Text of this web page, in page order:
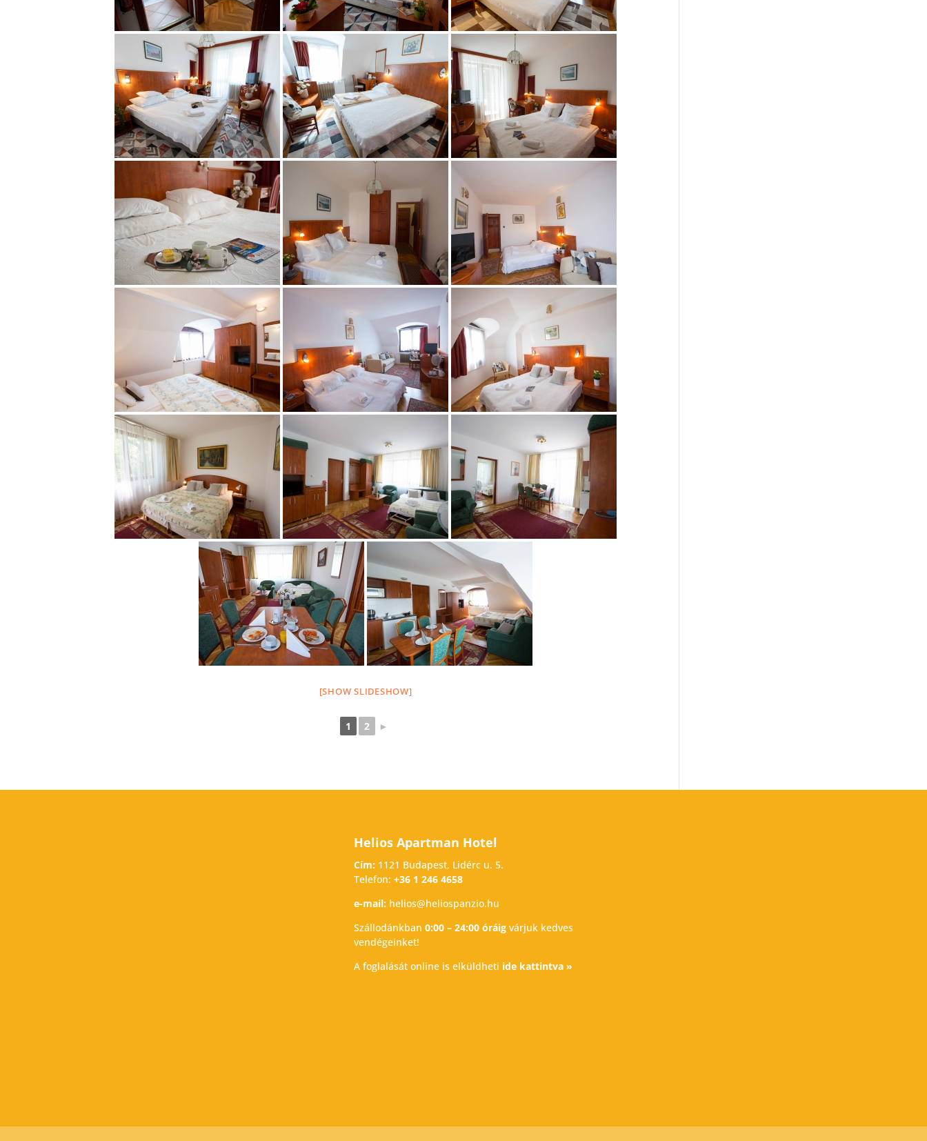
[SHOW SLIDESHOW]
1 2 ►
Helios Apartman Hotel
Cím:1121 Budapest, Lidérc u. 5.
Telefon: +36 1 246 4658
e-mail:helios@heliospanzio.hu
Szállodánkban 0:00 – 24:00 óráigvárjuk kedves
vendégeinket!
A foglalását online is elküldheti ide kattintva »